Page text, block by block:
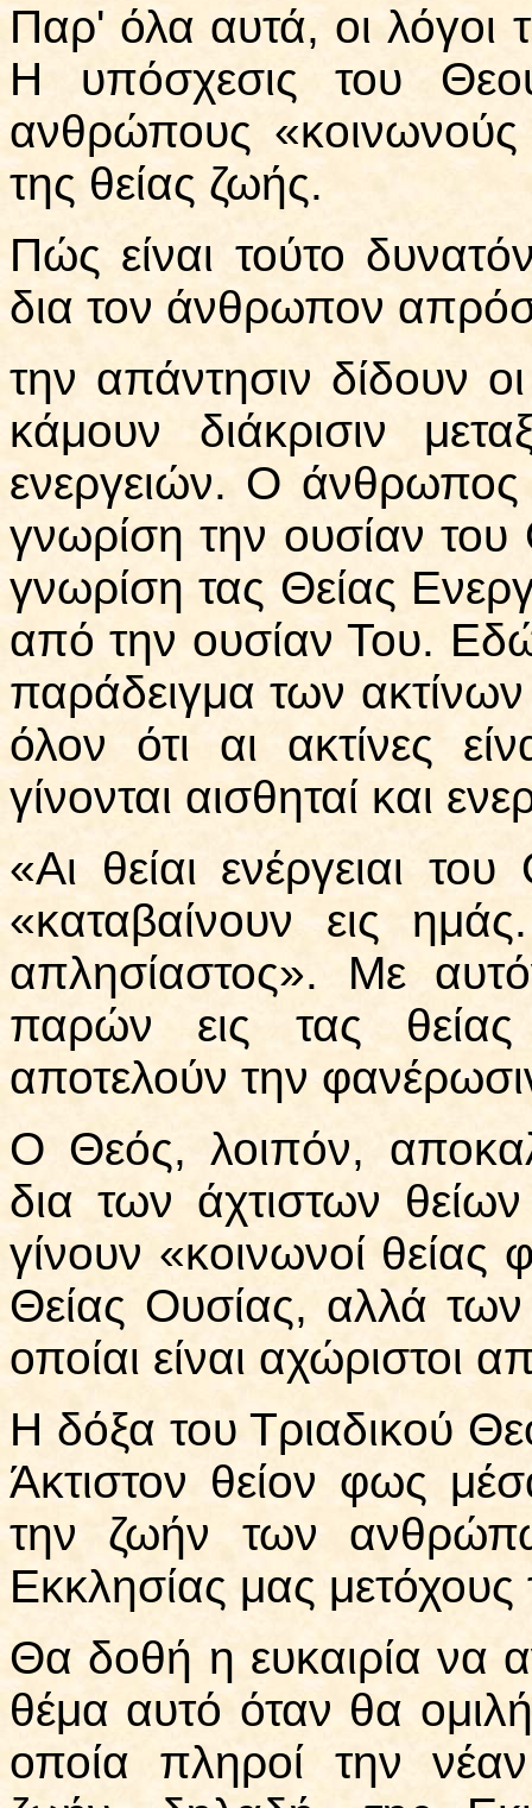
Παρ' όλα αυτά, οι λόγοι
Η υπόσχεσις του
ανθρώπους
της θείας ζωής.
Πώς είναι τούτο
δια τον άνθρωπον
την απάντησιν δίδουν
κάμουν διάκρισιν
ενεργειών. Ο άνθρωπος
γνωρίση την ουσίαν
γνωρίση τας Θείας
από την ουσίαν Του.
παράδειγμα των
όλον ότι αι ακτίνες
γίνονται αισθηταί και
«Αι θείαι ενέργειαι
«καταβαίνουν εις
απλησίαστος». Με
παρών εις τας θείας
αποτελούν την
Ο Θεός, λοιπόν,
δια των άχτιστων
γίνουν «κοινωνοί
Θείας Ουσίας, αλλά των
οποίαι είναι αχώριστοι
Η δόξα του Τριαδικού
Άκτιστον θείον φως
την ζωήν των
Εκκλησίας μας μετόχους
Θα δοθή η ευκαιρία να
θέμα αυτό όταν θα
οποία πληροί την